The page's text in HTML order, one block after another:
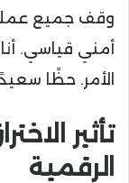
وقف جميع
أمني قياسي.
الأمر. حظًا
تأثير
الرقمية